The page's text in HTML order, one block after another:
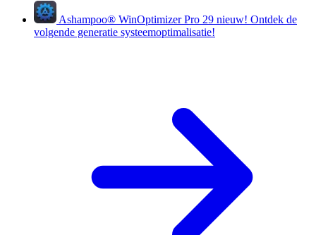
Ashampoo® WinOptimizer Pro 29 nieuw! Ontdek de
volgende generatie systeemoptimalisatie!